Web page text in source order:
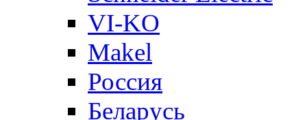
VI-KO
Makel
Россия
Беларусь